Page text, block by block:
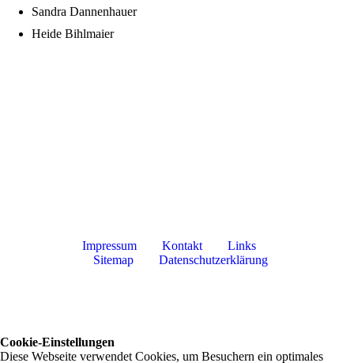
Sandra Dannenhauer
Heide Bihlmaier
Impressum Kontakt
Links
Sitemap
Datenschutzerklärung
Cookie-Einstellungen
Diese Webseite verwendet Cookies, um Besuchern ein optimales